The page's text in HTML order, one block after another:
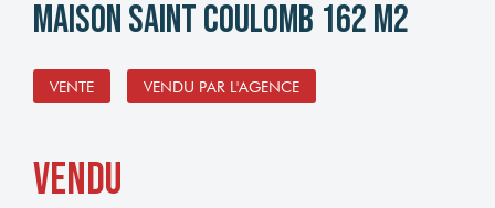
Maison Saint Coulomb 162 m2
VENTE VENDU PAR L'AGENCE
vendu